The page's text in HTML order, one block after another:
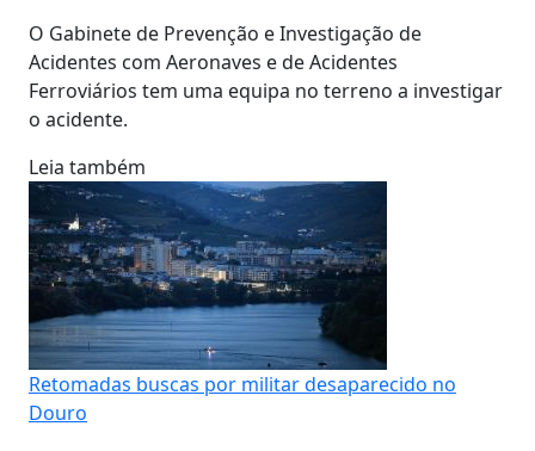
O Gabinete de Prevenção e Investigação de
Acidentes com Aeronaves e de Acidentes
Ferroviários tem uma equipa no terreno a investigar
o acidente.
Leia também
Retomadas buscas por militar desaparecido no
Douro